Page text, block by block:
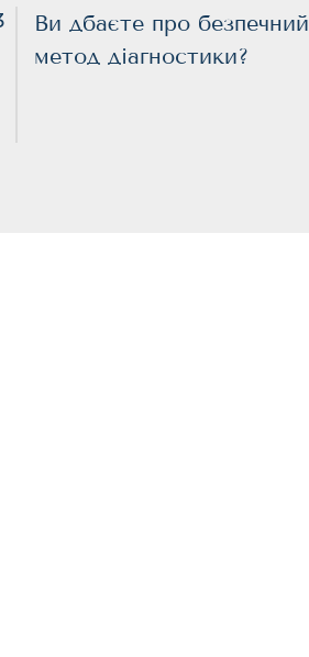
Ви дбаєте про безпечний
метод діагностики?